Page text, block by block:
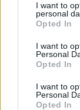
I want to
personal
Opted In
I want to
Personal
Opted In
I want to
Personal
Opted In
Vége a